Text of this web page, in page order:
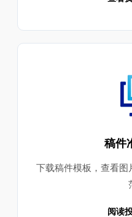
稿件
下载稿件模板，查看
阅读